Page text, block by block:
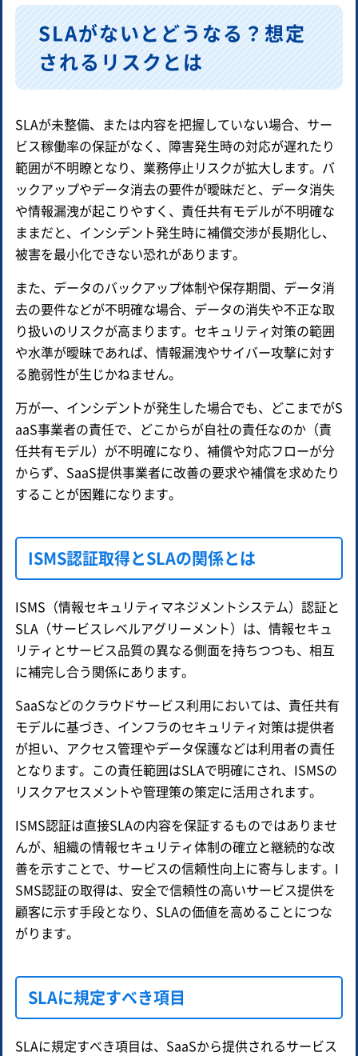
SLAがないとどうなる？想定
されるリスクとは
SLAが未整備、または内容を把握していない場合、サー
ビス稼働率の保証がなく、障害発生時の対応が遅れたり
範囲が不明瞭となり、業務停止リスクが拡大します。バ
ックアップやデータ消去の要件が曖昧だと、データ消失
や情報漏洩が起こりやすく、責任共有モデルが不明確な
ままだと、インシデント発生時に補償交渉が長期化し、
被害を最小化できない恐れがあります。
また、データのバックアップ体制や保存期間、データ消
去の要件などが不明確な場合、データの消失や不正な取
り扱いのリスクが高まります。セキュリティ対策の範囲
や水準が曖昧であれば、情報漏洩やサイバー攻撃に対す
る脆弱性が生じかねません。
万が一、インシデントが発生した場合でも、どこまでがS
aaS事業者の責任で、どこからが自社の責任なのか（責
任共有モデル）が不明確になり、補償や対応フローが分
からず、SaaS提供事業者に改善の要求や補償を求めたり
することが困難になります。
ISMS認証取得とSLAの関係とは
ISMS（情報セキュリティマネジメントシステム）認証と
SLA（サービスレベルアグリーメント）は、情報セキュ
リティとサービス品質の異なる側面を持ちつつも、相互
に補完し合う関係にあります。
SaaSなどのクラウドサービス利用においては、責任共有
モデルに基づき、インフラのセキュリティ対策は提供者
が担い、アクセス管理やデータ保護などは利用者の責任
となります。この責任範囲はSLAで明確にされ、ISMSの
リスクアセスメントや管理策の策定に活用されます。
ISMS認証は直接SLAの内容を保証するものではありませ
んが、組織の情報セキュリティ体制の確立と継続的な改
善を示すことで、サービスの信頼性向上に寄与します。I
SMS認証の取得は、安全で信頼性の高いサービス提供を
顧客に示す手段となり、SLAの価値を高めることにつな
がります。
SLAに規定すべき項目
SLAに規定すべき項目は、SaaSから提供されるサービス